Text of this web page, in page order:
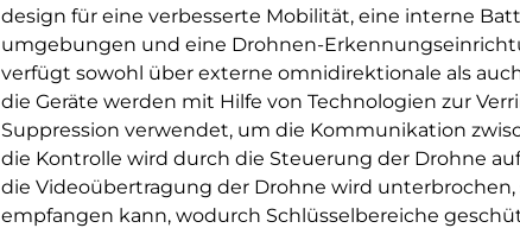
design für eine verbesserte Mobilität, eine interne
umgebungen und eine Drohnen-
verfügt sowohl über externe omnidirektionale als
die Geräte werden mit Hilfe von Technologien zur
Suppression verwendet, um die Kommunikation
die Kontrolle wird durch die Steuerung der Drohne
die Videoübertragung der Drohne wird
empfangen kann, wodurch Schlüsselbereiche